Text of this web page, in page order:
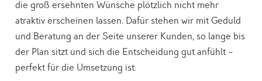
die groß ersehnten Wünsche plötzlich nicht mehr
atraktiv erscheinen lassen. Dafür stehen wir mit Geduld
und Beratung an der Seite unserer Kunden, so lange bis
der Plan sitzt und sich die Entscheidung gut anfühlt –
perfekt für die Umsetzung ist.